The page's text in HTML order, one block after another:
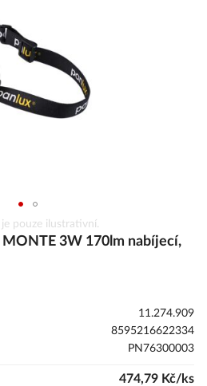
je pouze ilustrativní.
MONTE 3W 170lm nabíjecí,
11.274.909
8595216622334
PN76300003
474,79 Kč/ks